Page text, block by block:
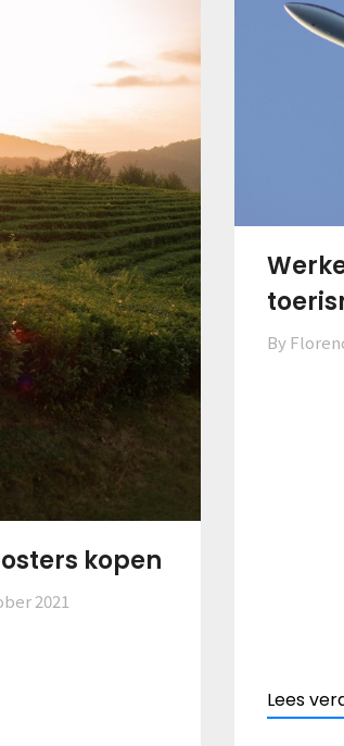
kopen
2021
By